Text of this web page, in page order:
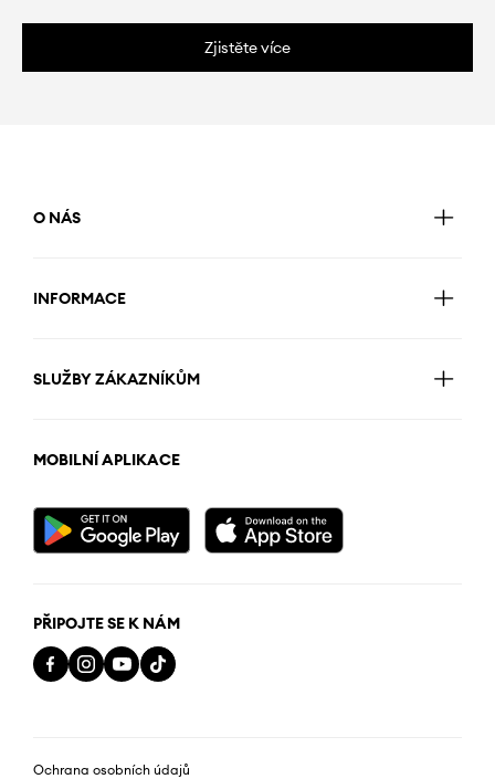
Zjistěte více
O NÁS
INFORMACE
SLUŽBY ZÁKAZNÍKŮM
MOBILNÍ APLIKACE
PŘIPOJTE SE K NÁM
Ochrana osobních údajů